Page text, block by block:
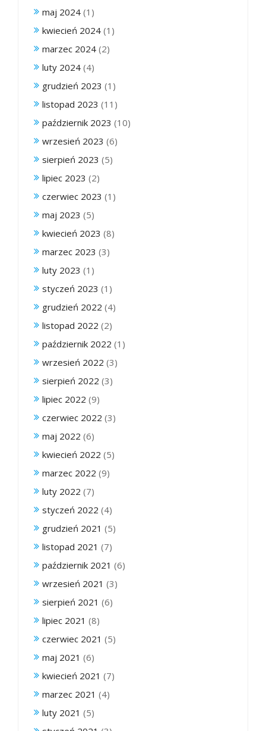
maj 2024 (1)
kwiecień 2024 (1)
marzec 2024 (2)
luty 2024 (4)
grudzień 2023 (1)
listopad 2023 (11)
październik 2023 (10)
wrzesień 2023 (6)
sierpień 2023 (5)
lipiec 2023 (2)
czerwiec 2023 (1)
maj 2023 (5)
kwiecień 2023 (8)
marzec 2023 (3)
luty 2023 (1)
styczeń 2023 (1)
grudzień 2022 (4)
listopad 2022 (2)
październik 2022 (1)
wrzesień 2022 (3)
sierpień 2022 (3)
lipiec 2022 (9)
czerwiec 2022 (3)
maj 2022 (6)
kwiecień 2022 (5)
marzec 2022 (9)
luty 2022 (7)
styczeń 2022 (4)
grudzień 2021 (5)
listopad 2021 (7)
październik 2021 (6)
wrzesień 2021 (3)
sierpień 2021 (6)
lipiec 2021 (8)
czerwiec 2021 (5)
maj 2021 (6)
kwiecień 2021 (7)
marzec 2021 (4)
luty 2021 (5)